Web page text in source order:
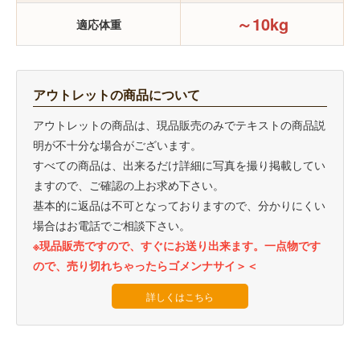
適応体重 ～10kg
アウトレットの商品について
アウトレットの商品は、現品販売のみでテキストの商品説
明が不十分な場合がございます。
すべての商品は、出来るだけ詳細に写真を撮り掲載してい
ますので、ご確認の上お求め下さい。
基本的に返品は不可となっておりますので、分かりにくい
場合はお電話でご相談下さい。
※現品販売ですので、すぐにお送り出来ます。一点物です
ので、売り切れちゃったらゴメンナサイ＞＜
詳しくはこちら